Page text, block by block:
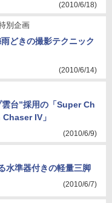
(2010/6/18)
別企画
どきの撮影テクニック
(2010/6/14)
台”採用の「Super Ch
IV」
(2010/6/9)
水準器付きの軽量三脚
(2010/6/7)